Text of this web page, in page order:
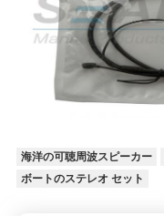
海洋の可聴周波スピーカー
ボートのステレオ セット